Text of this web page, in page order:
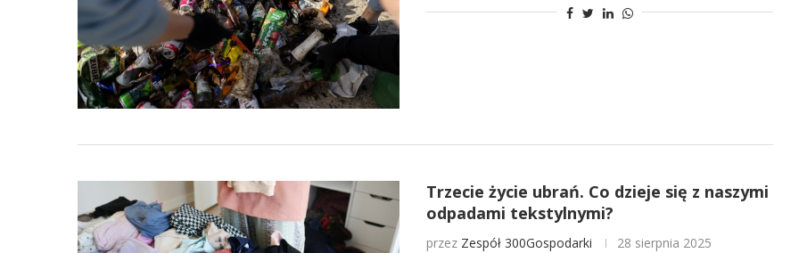
Trzecie życie ubrań. Co dzieje się z naszymi
odpadami tekstylnymi?
przez Zespół 300Gospodarki 28 sierpnia 2025